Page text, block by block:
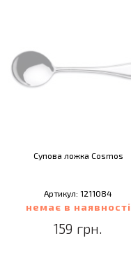
Супова ложка Cosmos
Артикул: 1211084
немає в наявності
159 грн.